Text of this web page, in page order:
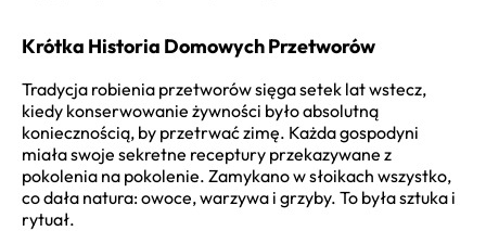
Krótka Historia Domowych Przetworów
Tradycja robienia przetworów sięga setek lat wstecz,
kiedy konserwowanie żywności było absolutną
koniecznością, by przetrwać zimę. Każda gospodyni
miała swoje sekretne receptury przekazywane z
pokolenia na pokolenie. Zamykano w słoikach wszystko,
co dała natura: owoce, warzywa i grzyby. To była sztuka i
rytuał.